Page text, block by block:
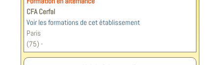
CFA Cerfal
Voir les formations de cet établissement
Paris
(75) -